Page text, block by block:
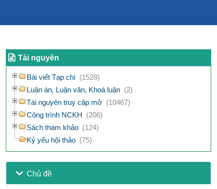
Tài nguyên
Bài viết Tạp chí (1528)
Luận án, Luận văn, Khoá luận (2)
Tài nguyên truy cập mở (10467)
Công trình NCKH (206)
Sách tham khảo (124)
Kỷ yếu hội thảo (75)
Chủ đề